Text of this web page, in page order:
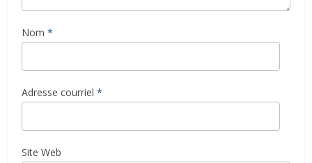
Nom *
Adresse courriel *
Site Web